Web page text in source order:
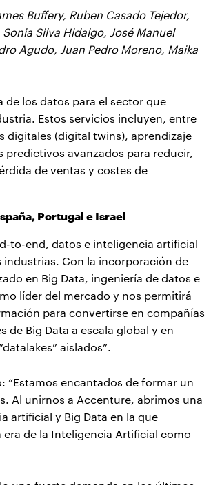
Buffery, Ruben Casado Tejedor,
Silva Hidalgo, José Manuel
Agudo, Juan Pedro Moreno, Maika
de los datos para el sector que
Estos servicios incluyen, entre
digitales (digital twins), aprendizaje
avanzados para reducir,
de ventas y costes de
Portugal e Israel
to-end, datos e inteligencia artificial
Con la incorporación de
en Big Data, ingeniería de datos e
líder del mercado y nos permitirá
para convertirse en compañías
Big Data a escala global y en
aislados”.
“Estamos encantados de formar un
Al unirnos a Accenture, abrimos una
artificial y Big Data en la que
de la Inteligencia Artificial como